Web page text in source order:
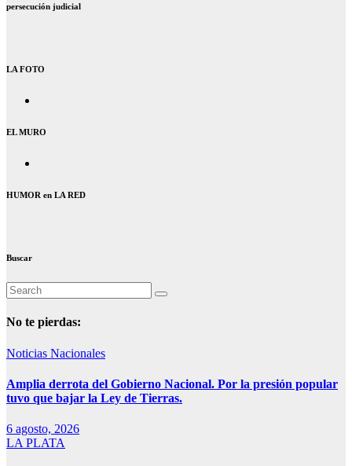
persecución judicial
LA FOTO
EL MURO
HUMOR en LA RED
Buscar
No te pierdas:
Noticias Nacionales
Amplia derrota del Gobierno Nacional. Por la presión popular
tuvo que bajar la Ley de Tierras.
6 agosto, 2026
LA PLATA